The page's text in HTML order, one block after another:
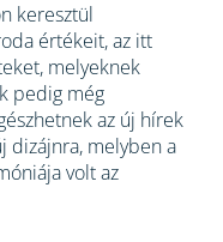
keresztül
értékeit, az itt
melyeknek
pedig még
az új hírek
dizájnra, melyben a
volt az